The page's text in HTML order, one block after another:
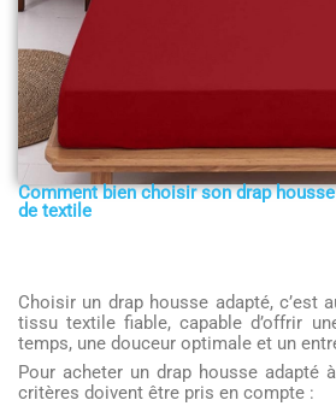
Comment bien choisir son drap
de textile
Choisir un drap housse adapté, c’est
tissu textile fiable, capable d’offrir
temps, une douceur optimale et un
Pour acheter un drap housse adapté
critères doivent être pris en compte :